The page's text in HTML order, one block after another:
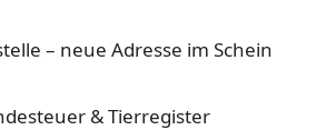
– neue Adresse im Schein
& Tierregister